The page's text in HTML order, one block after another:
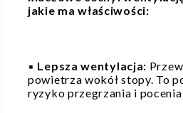
jakie ma właściwości:
▪️ Lepsza wentylacja:
powietrza wokół stopy. To
ryzyko przegrzania i